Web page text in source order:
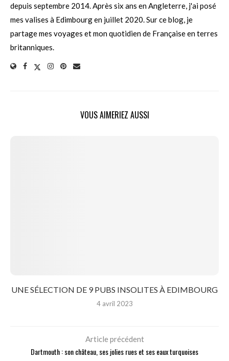
depuis septembre 2014. Après six ans en Angleterre, j'ai posé
mes valises à Edimbourg en juillet 2020. Sur ce blog, je
partage mes voyages et mon quotidien de Française en terres
britanniques.
VOUS AIMERIEZ AUSSI
UNE SÉLECTION DE 9 PUBS INSOLITES À EDIMBOURG
4 avril 2023
Article précédent
Dartmouth : son château, ses jolies rues et ses eaux turquoises